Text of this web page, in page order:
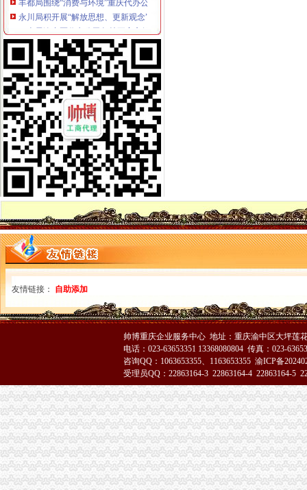
永川局积开展“解放思想、更新观念”渝中区代办营业执照大讨论活动
巴南局渝中区代办公司坚持五字方针稳步推进3·15系列活动
九龙坡局重庆代办营业执照加执法监督防止执法腐败
市渝中区代办营业执照局加快企业信用信息联合征信系统开发建设
市局团总支组织青年志愿者参加“3.5学雷锋”渝中区代办营业执照活动
高新区局重庆代办营业执照四项措施确保外商投资企业年检实地检查工作顺利
全系统三个单位分别被评为全国和全市重庆代办公司三八红旗集体
江北区消委发出“3.15”渝中区代办公司消费预
江津局渝中区代办公司多项措施推进3.15宣活动
璧山局渝中区代办公司三项措施延伸注册登记职能方便企业
南岸局、经开区局联办的渝中区工商代办3.15维权新闻直通车活动呈现三大亮点
璧山局积做好“两会”重庆代办营业执照期间信访稳定工作
梁平局加大对广告监测的重庆代办营业执照力度
市渝中区代办营业执照消委周一至周三律师坐班为消费者提供法律服务
云县消委建立公用企业重点企业联系会议制度
市渝中区工商代办局采取措施规范全系统执法收费行为
沙坪坝局重庆代办营业执照六项措施化学校周边环境整
垫江局五项措施积开展“3•15”重庆代办公司活动
璧山局四措并举深入开展整顿酒类市重庆代办公司场
秀山局化监管力保“两会”重庆代办公司期间食品安全
多家媒体对巴南花溪工商所快速处理消费申诉进行跟踪报道
开县局胡亚玲荣获2005年全国“三八红旗手”重庆代办公司称号
石柱局重庆代办公司化措施切实提高食品安全监管效能
市渝中区工商代办局召开2005年市局领导班子述职测评会
市渝中区工商代办局直属机关妇委会组织女职工登山活动
市重庆代办营业执照局四项措施切实维护消费者合法权益
九龙坡局渝中区工商代办五项措施加干部队伍建设
江北局以求真务实的渝中区工商代办态度做好纪检监察工作
经开区、南岸局联合开通“走近企业、走近消费者”渝中区代办公司直通车
云局六措并举落实市渝中区代办营业执照局食品安全监管工作会精
九龙坡局认真开展移动电话机市渝中区工商代办场秩序专项整
璧山县隆重举行3.15宣活动
陈速副局重庆代办营业执照长到巴南局界石工商所调研
江北区3·15国际消费者权益保护活动顺利开幕
友情链接： 自助添加
帅博重庆企业服务中心 地址：重庆渝中区大坪莲
电话：023-63653351 13368080804 传真：023-
咨询QQ：1063653355、1163653355 渝ICP备
受理员QQ：22863164-3 22863164-4 22863164-5